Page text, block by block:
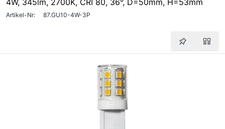
4W, 345lm, 2700K, CRI 80, 36°, D=50mm, H=53mm
Artikel-Nr: 87.GU10-4W-3P